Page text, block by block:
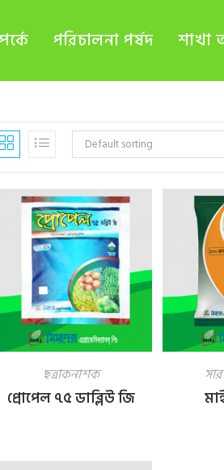
পরিচালনা পর্ষদ শাখা
Default sorting
ছত্রাকনাশক
প্রোপেল ৭৫ ডাব্লিউ জি